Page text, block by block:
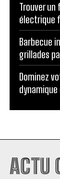
Trouver
électrique
Barbecue
grillades
Dominez
ACTU